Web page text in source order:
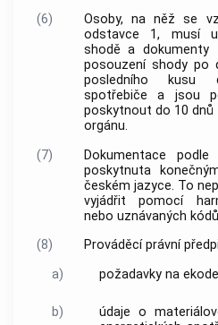
(6)
Osoby, na něž se
odstavce 1, musí
shodě a dokumenty
posouzení shody po
posledního kusu
spotřebiče a jsou
poskytnout do 10
orgánu.
(7)
Dokumentace
poskytnuta
českém jazyce. To
vyjádřit pomocí
nebo uznávaných
(8)
Prováděcí právní
a)
požadavky na
b)
údaje o